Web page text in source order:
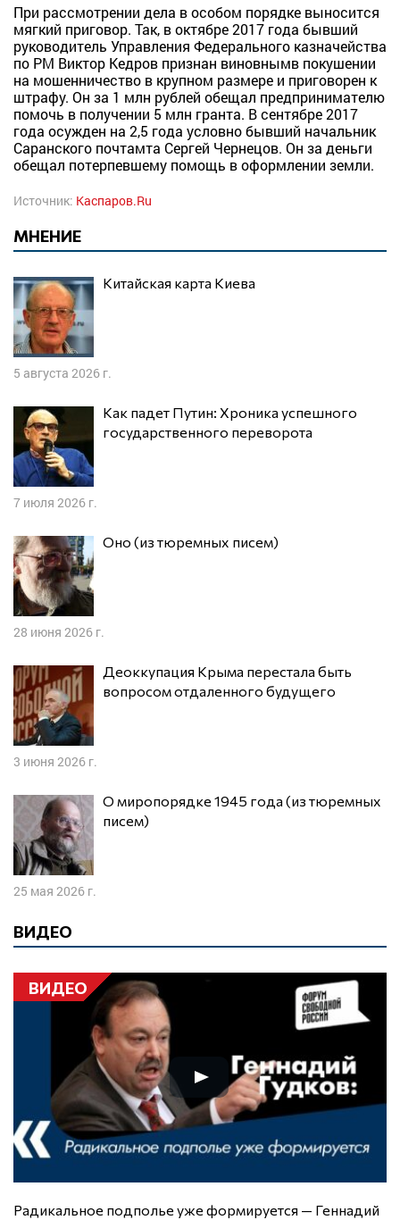
При рассмотрении дела в особом порядке выносится
мягкий приговор. Так, в октябре 2017 года бывший
руководитель Управления Федерального казначейства
по РМ Виктор Кедров признан виновнымв покушении
на мошенничество в крупном размере и приговорен к
штрафу. Он за 1 млн рублей обещал предпринимателю
помочь в получении 5 млн гранта. В сентябре 2017
года осужден на 2,5 года условно бывший начальник
Саранского почтамта Сергей Чернецов. Он за деньги
обещал потерпевшему помощь в оформлении земли.
Источник: Каспаров.Ru
МНЕНИЕ
Китайская карта Киева
5 августа 2026 г.
Как падет Путин: Хроника успешного
государственного переворота
7 июля 2026 г.
Оно (из тюремных писем)
28 июня 2026 г.
Деоккупация Крыма перестала быть
вопросом отдаленного будущего
3 июня 2026 г.
О миропорядке 1945 года (из тюремных
писем)
25 мая 2026 г.
ВИДЕО
ВИДЕО
Радикальное подполье уже формируется — Геннадий